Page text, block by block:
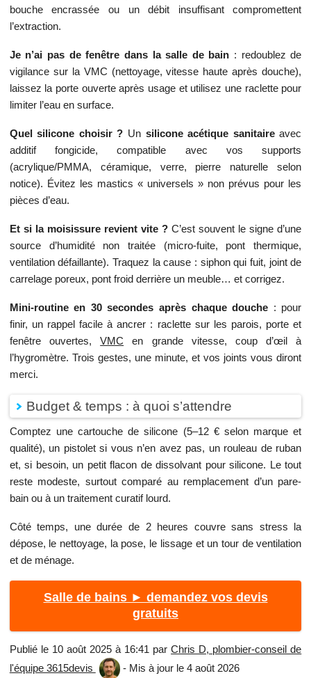
bouche encrassée ou un débit insuffisant compromettent
l’extraction.
Je n’ai pas de fenêtre dans la salle de bain : redoublez de
vigilance sur la VMC (nettoyage, vitesse haute après douche),
laissez la porte ouverte après usage et utilisez une raclette pour
limiter l’eau en surface.
Quel silicone choisir ? Un silicone acétique sanitaireavec
additif fongicide, compatible avec vos supports
(acrylique/PMMA, céramique, verre, pierre naturelle selon
notice). Évitez les mastics « universels » non prévus pour les
pièces d’eau.
Et si la moisissure revient vite ? C’est souvent le signe d’une
source d’humidité non traitée (micro-fuite, pont thermique,
ventilation défaillante). Traquez la cause : siphon qui fuit, joint de
carrelage poreux, pont froid derrière un meuble… et corrigez.
Mini-routine en 30 secondes après chaque douche : pour
finir, un rappel facile à ancrer : raclette sur les parois, porte et
fenêtre ouvertes,VMC en grande vitesse, coup d’œil à
l’hygromètre. Trois gestes, une minute, et vos joints vous diront
merci.
Budget & temps : à quoi s’attendre
Comptez une cartouche de silicone (5–12 € selon marque et
qualité), un pistolet si vous n’en avez pas, un rouleau de ruban
et, si besoin, un petit flacon de dissolvant pour silicone. Le tout
reste modeste, surtout comparé au remplacement d’un pare-
bain ou à un traitement curatif lourd.
Côté temps, une durée de 2 heures couvre sans stress la
dépose, le nettoyage, la pose, le lissage et un tour de ventilation
et de ménage.
Salle de bains ► demandez vos devis
gratuits
Publié le 10 août 2025 à 16:41 parChris D, plombier-conseil de
l'équipe 3615devis
- Mis à jour le 4 août 2026